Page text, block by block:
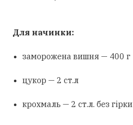
Для начинки:
заморожена вишня — 400 г
цукор — 2 ст.л
крохмаль — 2 ст.л. без гірки